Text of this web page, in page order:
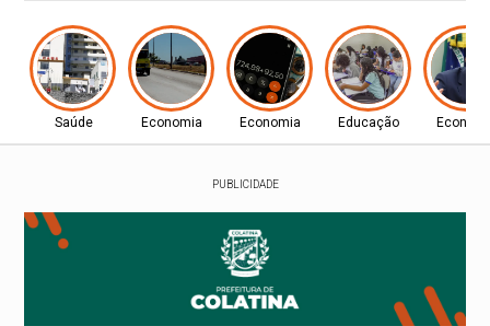
Saúde Economia Economia Educação
PUBLICIDADE